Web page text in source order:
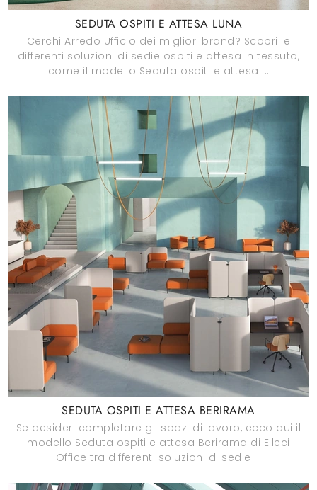
SEDUTA OSPITI E ATTESA LUNA
Cerchi Arredo Ufficio dei migliori brand? Scopri le
differenti soluzioni di sedie ospiti e attesa in tessuto,
come il modello Seduta ospiti e attesa ...
SEDUTA OSPITI E ATTESA BERIRAMA
Se desideri completare gli spazi di lavoro, ecco qui il
modello Seduta ospiti e attesa Berirama di Elleci
Office tra differenti soluzioni di sedie ...